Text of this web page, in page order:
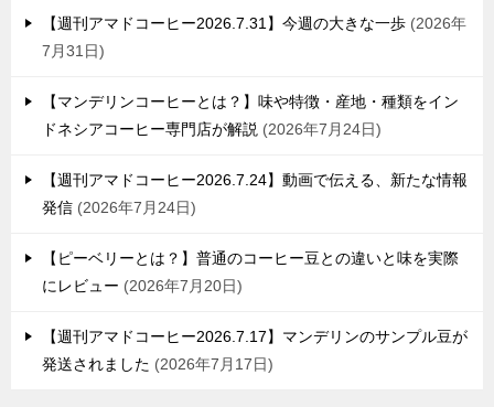
【週刊アマドコーヒー2026.7.31】今週の大きな一歩
2026年
7月31日
【マンデリンコーヒーとは？】味や特徴・産地・種類をイン
ドネシアコーヒー専門店が解説
2026年7月24日
【週刊アマドコーヒー2026.7.24】動画で伝える、新たな情報
発信
2026年7月24日
【ピーベリーとは？】普通のコーヒー豆との違いと味を実際
にレビュー
2026年7月20日
【週刊アマドコーヒー2026.7.17】マンデリンのサンプル豆が
発送されました
2026年7月17日